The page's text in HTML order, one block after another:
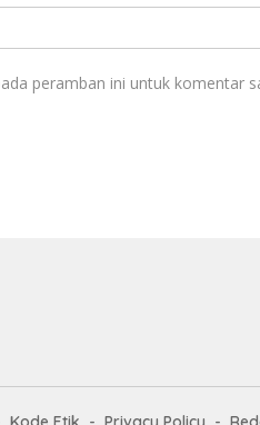
peramban ini untuk komentar